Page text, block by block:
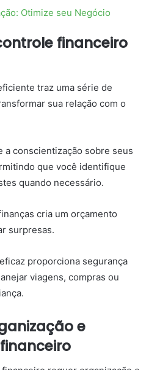
Otimize seu Negócio
financeiro
traz uma série de
sua relação com o
a conscientização sobre seus
que você identifique
quando necessário.
cria um orçamento
surpresas.
proporciona segurança
viagens, compras ou
e